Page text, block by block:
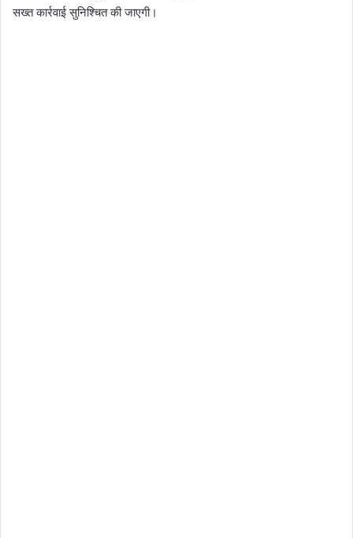
सख्त कार्रवाई सुनिश्चित की जाएगी।